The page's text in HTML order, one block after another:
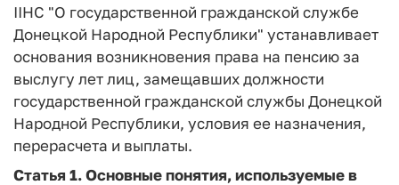
IIHC "О государственной гражданской службе
Донецкой Народной Республики" устанавливает
основания возникновения права на пенсию за
выслугу лет лиц, замещавших должности
государственной гражданской службы Донецкой
Народной Республики, условия ее назначения,
перерасчета и выплаты.
Статья 1.Основные понятия, используемые в